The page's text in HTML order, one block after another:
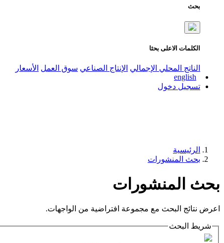
بحث
الكلمات الاعلى بحثا
الناتج المحلي الإجمالي الإنتاج الصناعي سوق العمل الأسعار
english
تسجيل دخول
الرئيسية
بحث المنشورات
بحث المنشورات
اعرض نتائج البحث مع مجموعة افتراضية من الواجهات.
شريط البحث